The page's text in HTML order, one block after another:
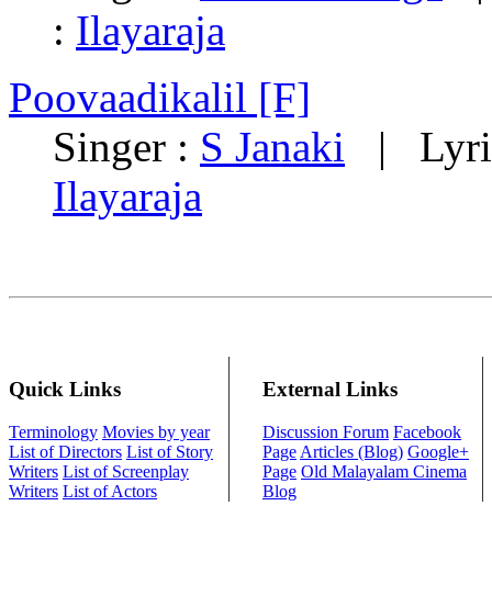
: Ilayaraja
Poovaadikalil [F]
Singer : S Janaki |
Ilayaraja
Quick Links
Terminology Movies by year
List of Directors List of Story
Writers List of Screenplay
Writers List of Actors
External Links
Discussion Forum Facebook
Page Articles (Blog) Google+
Page Old Malayalam Cinema
Blog